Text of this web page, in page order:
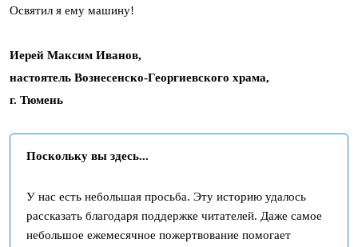
Освятил я ему машину!
Иерей Максим Иванов,
настоятель Вознесенско-Георгиевского храма,
г. Тюмень
Поскольку вы здесь...
У нас есть небольшая просьба. Эту историю удалось
рассказать благодаря поддержке читателей. Даже самое
небольшое ежемесячное пожертвование помогает